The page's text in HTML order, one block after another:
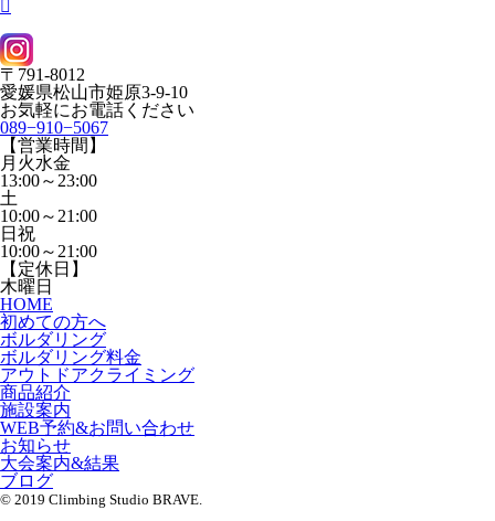
〒791-8012
愛媛県松山市姫原3-9-10
お気軽にお電話ください
089−910−5067
【営業時間】
月火水金
13:00～23:00
土
10:00～21:00
日祝
10:00～21:00
【定休日】
木曜日
HOME
初めての方へ
ボルダリング
ボルダリング料金
アウトドアクライミング
商品紹介
施設案内
WEB予約&お問い合わせ
お知らせ
大会案内&結果
ブログ
© 2019 Climbing Studio BRAVE.